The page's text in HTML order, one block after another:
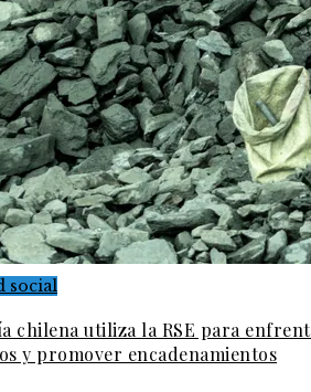
social
chilena utiliza la RSE para
y promover encadenamientos